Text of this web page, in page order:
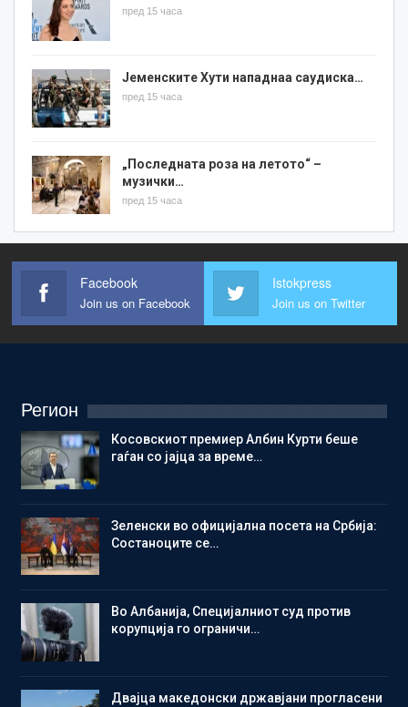
пред 15 часа
Јеменските Хути нападнаа саудиска…
пред 15 часа
„Последната роза на летото“ –
музички…
пред 15 часа
Facebook
Join us on Facebook
Istokpress
Join us on Twitter
Регион
Косовскиот премиер Албин Курти беше
гаѓан со јајца за време…
Зеленски во официјална посета на Србија:
Состаноците се…
Во Албанија, Специјалниот суд против
корупција го ограничи…
Двајца македонски државјани прогласени